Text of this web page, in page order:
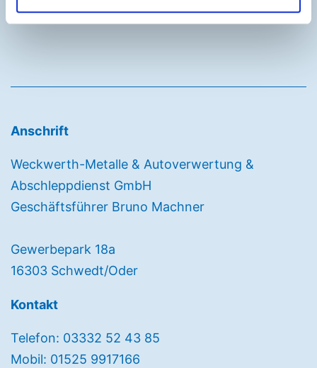
Anschrift
Weckwerth-Metalle & Autoverwertung &
Abschleppdienst GmbH
Geschäftsführer Bruno Machner
Gewerbepark 18a
16303 Schwedt/Oder
Kontakt
Telefon: 03332 52 43 85
Mobil: 01525 9917166